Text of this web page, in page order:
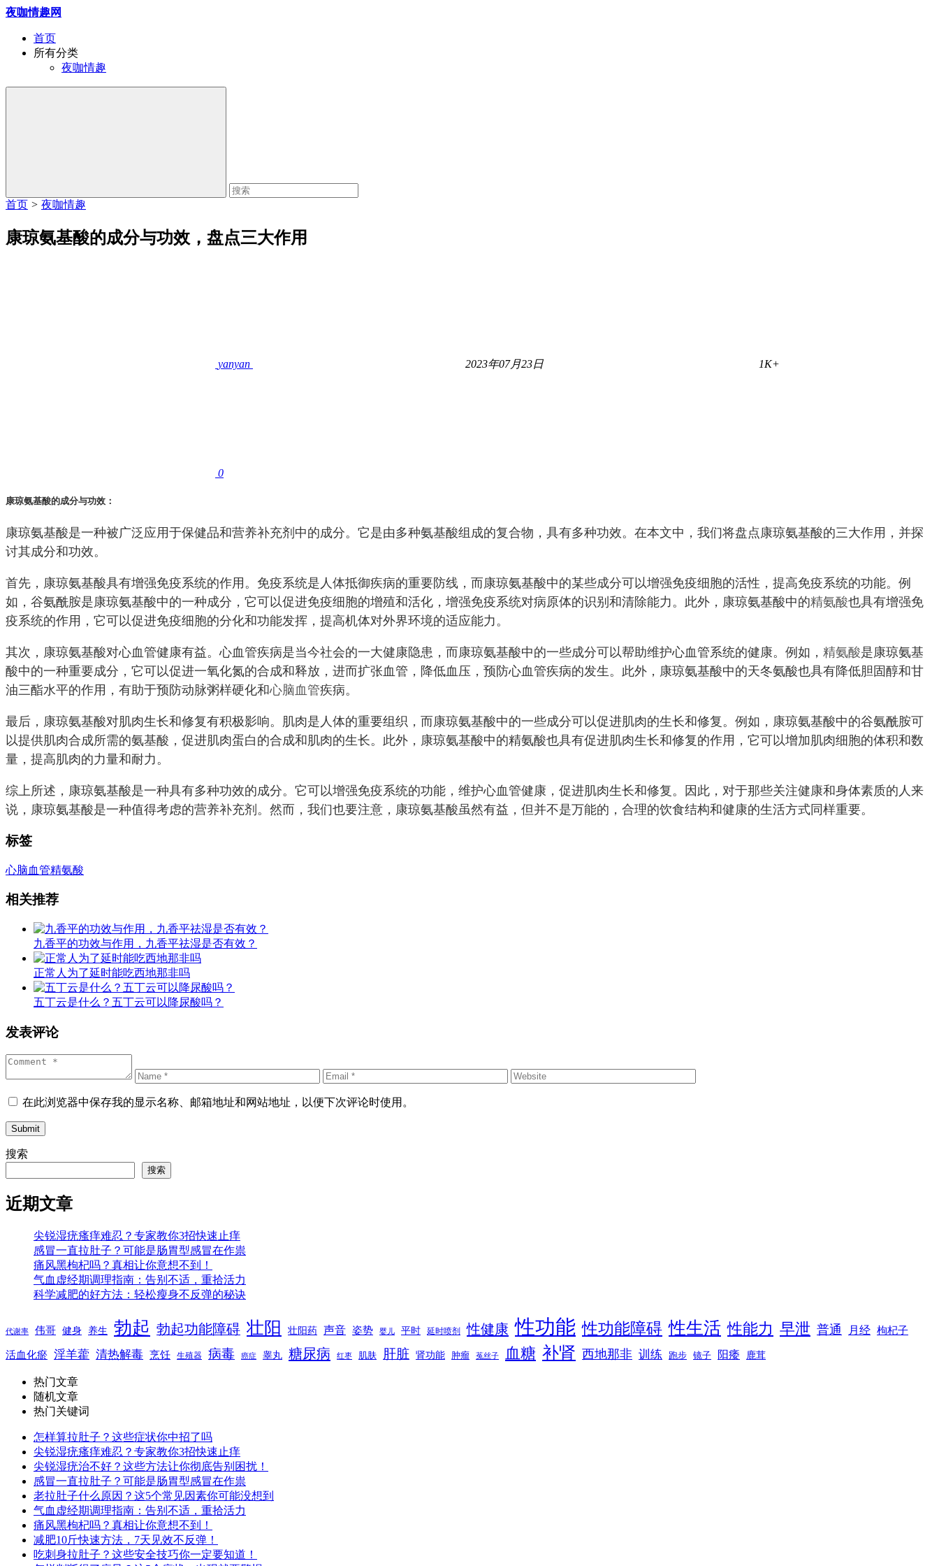
夜咖情趣网
首页
所有分类
夜咖情趣
首页 > 夜咖情趣
康琼氨基酸的成分与功效，盘点三大作用
yanyan 2023年07月23日 1K+
0
康琼氨基酸的成分与功效：
康琼氨基酸是一种被广泛应用于保健品和营养补充剂中的成分。它是由多种氨基酸组成的复合物，具有多种功效。在本文中，我们将盘点康琼氨基酸的三大作用，并探
讨其成分和功效。
首先，康琼氨基酸具有增强免疫系统的作用。免疫系统是人体抵御疾病的重要防线，而康琼氨基酸中的某些成分可以增强免疫细胞的活性，提高免疫系统的功能。例
如，谷氨酰胺是康琼氨基酸中的一种成分，它可以促进免疫细胞的增殖和活化，增强免疫系统对病原体的识别和清除能力。此外，康琼氨基酸中的精氨酸也具有增强免
疫系统的作用，它可以促进免疫细胞的分化和功能发挥，提高机体对外界环境的适应能力。
其次，康琼氨基酸对心血管健康有益。心血管疾病是当今社会的一大健康隐患，而康琼氨基酸中的一些成分可以帮助维护心血管系统的健康。例如， 精氨酸是康琼氨基
酸中的一种重要成分，它可以促进一氧化氮的合成和释放，进而扩张血管，降低血压，预防心血管疾病的发生。此外，康琼氨基酸中的天冬氨酸也具有降低胆固醇和甘
油三酯水平的作用，有助于预防动脉粥样硬化和心脑血管疾病。
最后，康琼氨基酸对肌肉生长和修复有积极影响。肌肉是人体的重要组织，而康琼氨基酸中的一些成分可以促进肌肉的生长和修复。例如，康琼氨基酸中的谷氨酰胺可
以提供肌肉合成所需的氨基酸，促进肌肉蛋白的合成和肌肉的生长。此外，康琼氨基酸中的精氨酸也具有促进肌肉生长和修复的作用，它可以增加肌肉细胞的体积和数
量，提高肌肉的力量和耐力。
综上所述，康琼氨基酸是一种具有多种功效的成分。它可以增强免疫系统的功能，维护心血管健康，促进肌肉生长和修复。因此，对于那些关注健康和身体素质的人来
说，康琼氨基酸是一种值得考虑的营养补充剂。然而，我们也要注意，康琼氨基酸虽然有益，但并不是万能的，合理的饮食结构和健康的生活方式同样重要。
标签
心脑血管精氨酸
相关推荐
九香平的功效与作用，九香平祛湿是否有效？
正常人为了延时能吃西地那非吗
五丁云是什么？五丁云可以降尿酸吗？
发表评论
在此浏览器中保存我的显示名称、邮箱地址和网站地址，以便下次评论时使用。
Submit
搜索
搜索
近期文章
尖锐湿疣瘙痒难忍？专家教你3招快速止痒
感冒一直拉肚子？可能是肠胃型感冒在作祟
痛风黑枸杞吗？真相让你意想不到！
气血虚经期调理指南：告别不适，重拾活力
科学减肥的好方法：轻松瘦身不反弹的秘诀
代谢率 伟哥 健身 养生 勃起 勃起功能障碍 壮阳 壮阳药 声音 姿势 婴儿 平时 延时喷剂 性健康 性功能 性功能障碍 性生活 性能力 早泄 普通 月经 枸杞子
活血化瘀 淫羊藿 清热解毒 烹饪 生殖器 病毒 癌症 睾丸 糖尿病 红枣 肌肤 肝脏 肾功能 肿瘤 菟丝子 血糖 补肾 西地那非 训练 跑步 镜子 阳痿 鹿茸
热门文章
随机文章
热门关键词
怎样算拉肚子？这些症状你中招了吗
尖锐湿疣瘙痒难忍？专家教你3招快速止痒
尖锐湿疣治不好？这些方法让你彻底告别困扰！
感冒一直拉肚子？可能是肠胃型感冒在作祟
老拉肚子什么原因？这5个常见因素你可能没想到
气血虚经期调理指南：告别不适，重拾活力
痛风黑枸杞吗？真相让你意想不到！
减肥10斤快速方法，7天见效不反弹！
吃刺身拉肚子？这些安全技巧你一定要知道！